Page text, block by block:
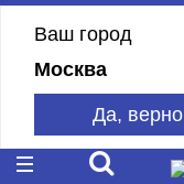
Ваш город
Москва
Да, верно